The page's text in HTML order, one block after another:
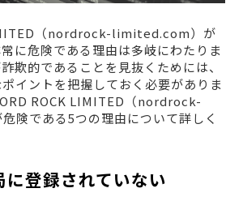
（nordrock-limited.com）が
に危険である理由は多岐にわたりま
欺的であることを見抜くためには、
イントを把握しておく必要がありま
ROCK LIMITED（nordrock-
険である5つの理由について詳しく
に登録されていない